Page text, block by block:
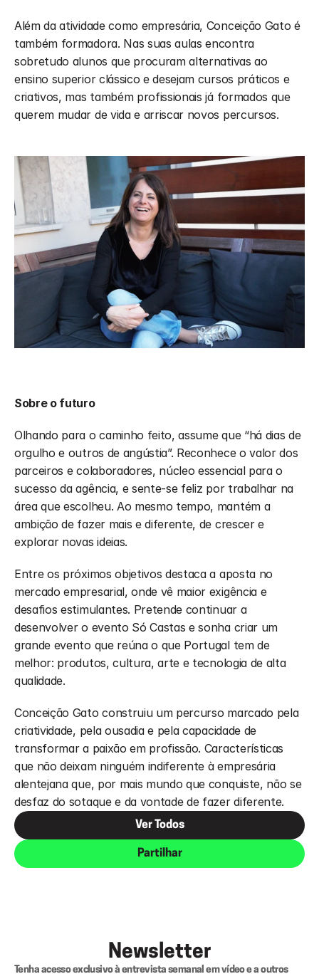
Além da atividade como empresária, Conceição Gato é
também formadora. Nas suas aulas encontra
sobretudo alunos que procuram alternativas ao
ensino superior clássico e desejam cursos práticos e
criativos, mas também profissionais já formados que
querem mudar de vida e arriscar novos percursos.
Sobre o futuro
Olhando para o caminho feito, assume que “há dias de
orgulho e outros de angústia”. Reconhece o valor dos
parceiros e colaboradores, núcleo essencial para o
sucesso da agência, e sente-se feliz por trabalhar na
área que escolheu. Ao mesmo tempo, mantém a
ambição de fazer mais e diferente, de crescer e
explorar novas ideias.
Entre os próximos objetivos destaca a aposta no
mercado empresarial, onde vê maior exigência e
desafios estimulantes. Pretende continuar a
desenvolver o evento Só Castas e sonha criar um
grande evento que reúna o que Portugal tem de
melhor: produtos, cultura, arte e tecnologia de alta
qualidade.
Conceição Gato construiu um percurso marcado pela
criatividade, pela ousadia e pela capacidade de
transformar a paixão em profissão. Características
que não deixam ninguém indiferente à empresária
alentejana que, por mais mundo que conquiste, não se
desfaz do sotaque e da vontade de fazer diferente.
Ver Todos
Partilhar
Newsletter
Tenha acesso exclusivo à entrevista semanal em vídeo e a outros